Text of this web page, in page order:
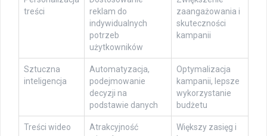
treści
reklam do
indywidualnych
potrzeb
użytkowników
zaangażowania i
skuteczności
kampanii
Sztuczna
inteligencja
Automatyzacja,
podejmowanie
decyzji na
podstawie danych
Optymalizacja
kampanii, lepsze
wykorzystanie
budżetu
Treści wideo
Atrakcyjność
Większy zasięg i